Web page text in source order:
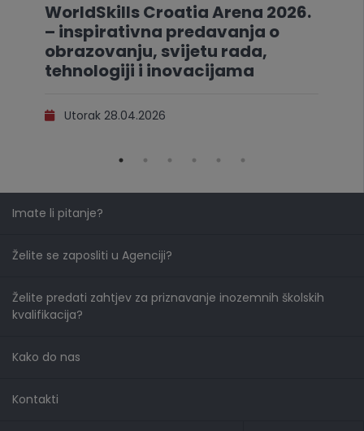
WorldSkills Croatia Arena 2026.
– inspirativna predavanja o
obrazovanju, svijetu rada,
tehnologiji i inovacijama
Utorak 28.04.2026
Imate li pitanje?
Želite se zaposliti u Agenciji?
Želite predati zahtjev za priznavanje inozemnih školskih
kvalifikacija?
Kako do nas
Kontakti